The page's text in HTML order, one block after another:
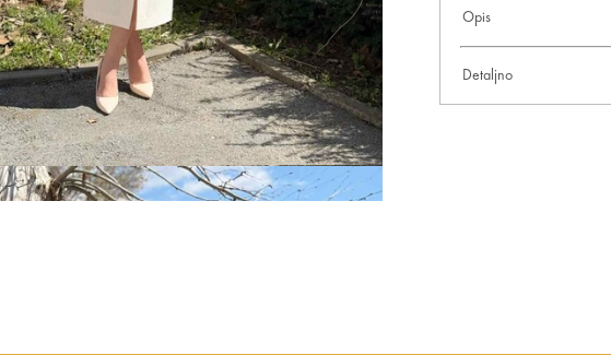
Opis
Elegantna haljina na pruge sa
Detaljno